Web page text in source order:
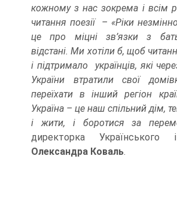
кожному з нас зокрема і всім
читання поезії – «Ріки
це про міцні зв’язки з
відстані. Ми хотіли б, щоб
і підтримало українців, які
України втратили свої
переїхати в інший регіон
Україна – це наш спільний дім,
і жити, і боротися за
директорка Українського
Олександра Коваль.